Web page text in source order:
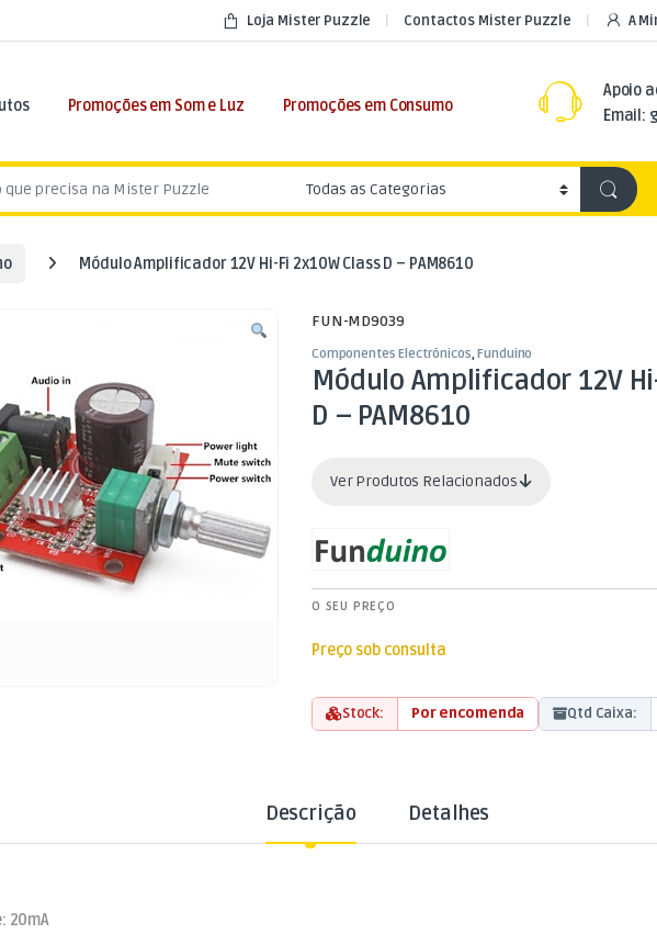
Loja Mister Puzzle Contactos Mister Puzzle A
Promoções em Som e Luz Promoções em Consumo
Apoio
Email:
Módulo Amplificador 12V Hi-Fi 2x10W Class D – PAM8610
FUN-MD9039
Componentes Electrónicos,Funduino
Módulo Amplificador 12V
D – PAM8610
Ver Produtos Relacionados
O SEU PREÇO
Preço sob consulta
Stock: Por encomenda Qtd Caixa:
Descrição Detalhes
20mA